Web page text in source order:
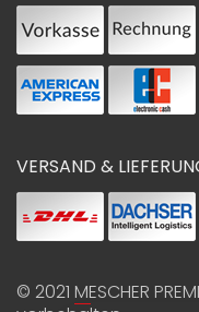
VERSAND &
© 2021 MESCHER